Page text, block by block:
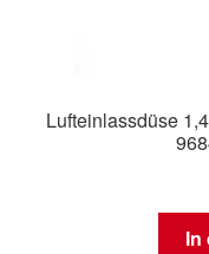
Lufteinlassdüse
In